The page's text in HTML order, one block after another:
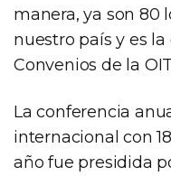
manera, ya son 80
nuestro país y es
Convenios de la
La conferencia
internacional con
año fue presidida